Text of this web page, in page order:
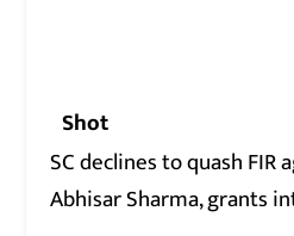
Shot
SC declines to quash
Abhisar Sharma, grants